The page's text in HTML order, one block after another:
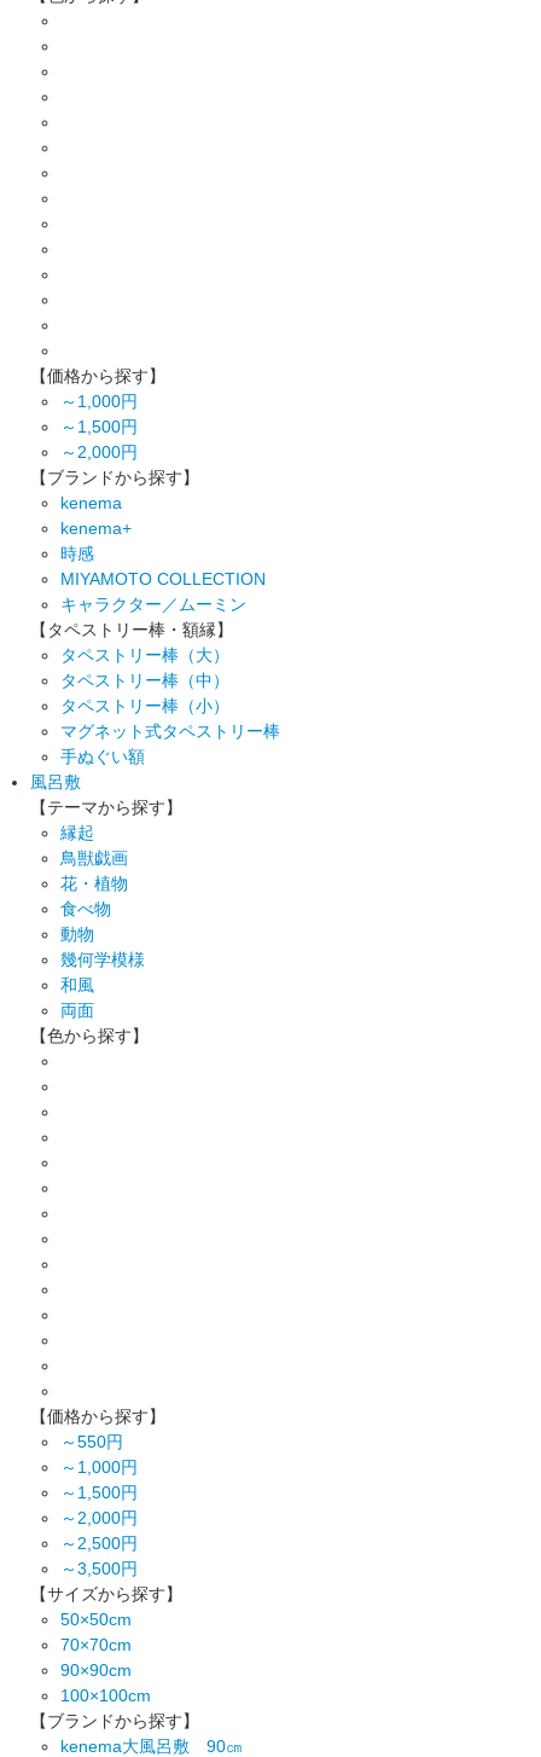
【価格から探す】
～1,000円
～1,500円
～2,000円
【ブランドから探す】
kenema
kenema+
時感
MIYAMOTO COLLECTION
キャラクター／ムーミン
【タペストリー棒・額縁】
タペストリー棒（大）
タペストリー棒（中）
タペストリー棒（小）
マグネット式タペストリー棒
手ぬぐい額
風呂敷
【テーマから探す】
縁起
鳥獣戯画
花・植物
食べ物
動物
幾何学模様
和風
両面
【色から探す】
【価格から探す】
～550円
～1,000円
～1,500円
～2,000円
～2,500円
～3,500円
【サイズから探す】
50×50cm
70×70cm
90×90cm
100×100cm
【ブランドから探す】
kenema大風呂敷 90㎝